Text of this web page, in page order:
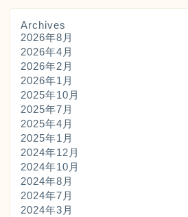
Archives
2026年8月
2026年4月
2026年2月
2026年1月
2025年10月
2025年7月
2025年4月
2025年1月
2024年12月
2024年10月
2024年8月
2024年7月
2024年3月